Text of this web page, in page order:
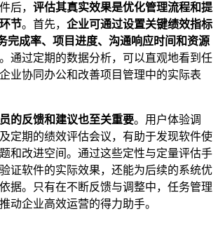
后， 评估其真实效果是优化管理流程和提
节。首先， 企业可通过设置关键绩效指标
完成率、项目进度、沟通响应时间和资源
。通过定期的数据分析，可以直观地看到任
业协同办公和改善项目管理中的实际表
的反馈和建议也至关重要。用户体验调
定期的绩效评估会议，有助于发现软件使
和改进空间。通过这些定性与定量评估手
证软件的实际效果，还能为后续的系统优
据。只有在不断反馈与调整中，任务管理
动企业高效运营的得力助手。